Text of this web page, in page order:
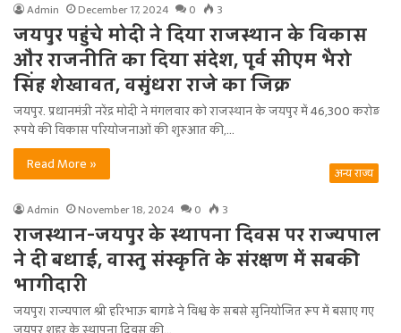
Admin December 17, 2024 0 3
जयपुर पहुंचे मोदी ने दिया राजस्थान के विकास
और राजनीति का दिया संदेश, पूर्व सीएम भैरो
सिंह शेखावत, वसुंधरा राजे का जिक्र
जयपुर. प्रधानमंत्री नरेंद्र मोदी ने मंगलवार को राजस्थान के जयपुर में 46,300 करोड़
रुपये की विकास परियोजनाओं की शुरुआत की,…
Read More »
अन्य राज्य
Admin November 18, 2024 0 3
राजस्थान-जयपुर के स्थापना दिवस पर राज्यपाल
ने दी बधाई, वास्तु संस्कृति के संरक्षण में सबकी
भागीदारी
जयपुर। राज्यपाल श्री हरिभाऊ बागडे ने विश्व के सबसे सुनियोजित रूप में बसाए गए